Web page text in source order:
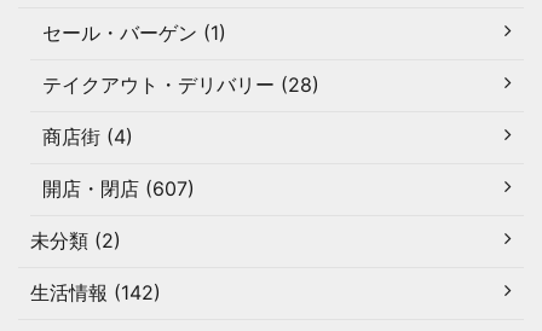
セール・バーゲン (1)
テイクアウト・デリバリー (28)
商店街 (4)
開店・閉店 (607)
未分類 (2)
生活情報 (142)